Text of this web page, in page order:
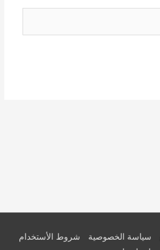
سياسة الخصوصية
شروط الأستخدام